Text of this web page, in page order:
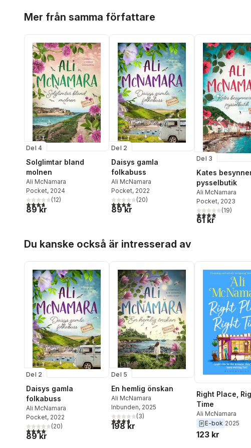
Mer från samma författare
Del 4
Solglimtar bland
molnen
Ali McNamara
Pocket, 2024
3,7utav 5 stjärnor. Totalt antal röster:
(12)
89 kr
Del 2
Daisys gamla
folkabuss
Ali McNamara
Pocket, 2022
4,1utav 5 stjärnor. Totalt antal röster:
(20)
89 kr
Del 3
Kates
pysselbutik
Ali McNamara
Pocket, 2023
3,9utav 5 stjärnor.
(19)
61 kr
Du kanske också är intresserad av
Del 2
Daisys gamla
folkabuss
Ali McNamara
Pocket, 2022
4,1utav 5 stjärnor. Totalt antal röster:
(20)
89 kr
Del 5
En hemlig önskan
Ali McNamara
Inbunden, 2025
3,7utav 5 stjärnor. Totalt antal röster:
(3)
198 kr
Right Place,
Time
Ali McNamara
E-bok 2025
123 kr